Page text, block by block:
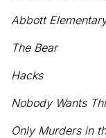
Abbott
The Bear
Hacks
Nobody Wants
Only Murders in